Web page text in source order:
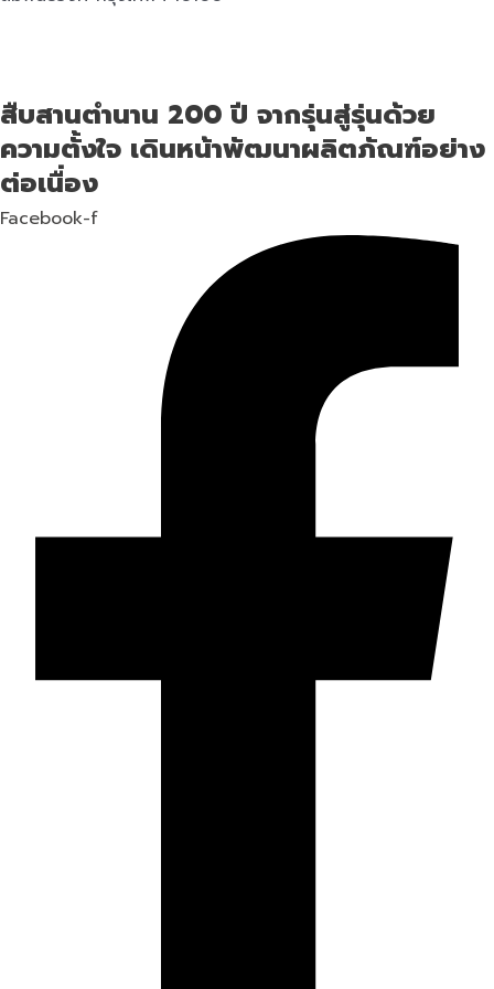
สืบสานตำนาน 200 ปี จากรุ่นสู่รุ่นด้วย
ความตั้งใจ เดินหน้าพัฒนาผลิตภัณฑ์อย่าง
ต่อเนื่อง
Facebook-f